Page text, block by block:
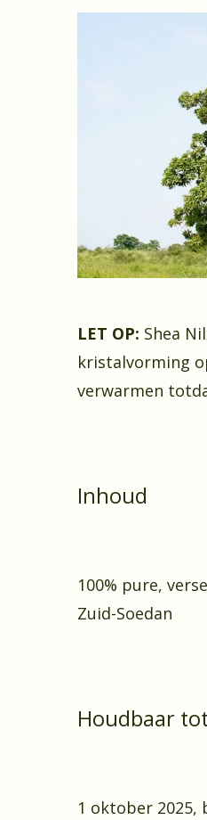
LET OP: Shea
kristalvorming
verwarmen
Inhoud
100% pure,
Zuid-Soedan
Houdbaar tot
1 oktober 2025,